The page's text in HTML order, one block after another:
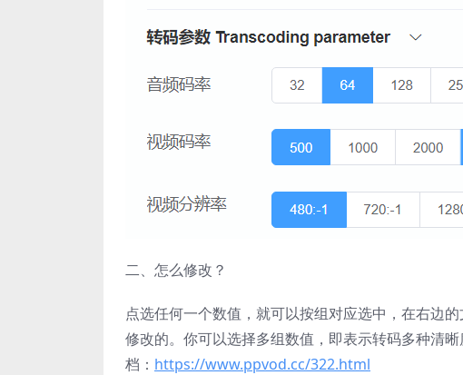
二、怎么修改？
点选任何一个数值，就可以按组对应选中，在右边
修改的。你可以选择多组数值，即表示转码多种清
档： https://www.ppvod.cc/322.html